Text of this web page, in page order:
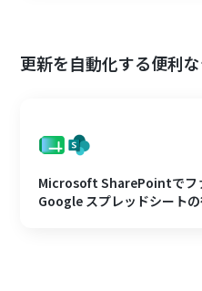
更新を自動化する便利
Microsoft SharePointでフ
Google スプレッドシート